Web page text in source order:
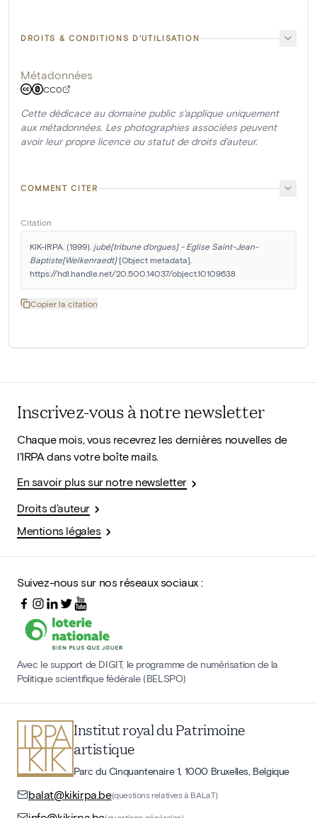
DROITS & CONDITIONS D'UTILISATION
Métadonnées
CC0
Cette dédicace au domaine public s'applique uniquement
aux métadonnées. Les photographies associées peuvent
avoir leur propre licence ou statut de droits d'auteur.
COMMENT CITER
Citation
KIK-IRPA. (1999). jubé[tribune d'orgues] - Eglise Saint-Jean-
Baptiste[Welkenraedt] [Object metadata].
https://hdl.handle.net/20.500.14037/object.10109638
Copier la citation
Inscrivez-vous à notre newsletter
Chaque mois, vous recevrez les dernières nouvelles de
l'IRPA dans votre boîte mails.
En savoir plus sur notre newsletter
Droits d'auteur
Mentions légales
Suivez-nous sur nos réseaux sociaux :
Avec le support de DIGIT, le programme de numérisation de la
Politique scientifique fédérale (BELSPO)
Institut royal du Patrimoine
artistique
Parc du Cinquantenaire 1, 1000 Bruxelles, Belgique
balat@kikirpa.be(questions relatives à BALaT)